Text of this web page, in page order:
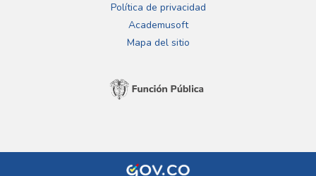
Política de privacidad
Academusoft
Mapa del sitio